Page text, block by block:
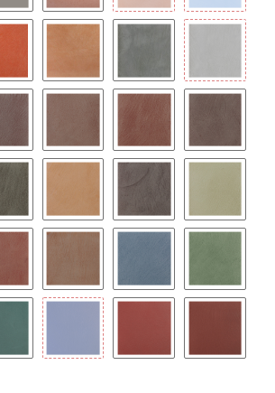
OCCHIALINOROSE ROSSO MAT. SKY BLUE
RED TABACCO ARGILLA GRAFITE
BRUNO CACAO CANNELLA FOSSILE
MUSCHIO OCRA PIETRA
RUGGINE SIGARO OCEANO FORESTA